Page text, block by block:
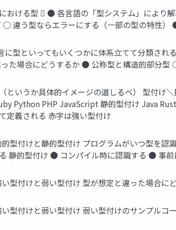
おける型 󰞵 ● 各言語の「型システム」により
○ 違う型ならエラーにする（一部の型の特性
に型といってもいくつかに体系立てて分類さ
た場合にどうするか ● 公称型と構造的部分型
というか具体的イメージの道しるべ） 型付け
Python PHP JavaScript 静的型付け Java
定義される 赤字は強い型付け
型付けと静的型付け プログラムがいつ型を
静的型付け ● コンパイル時に認識する ● 事
型付けと弱い型付け 型が想定と違った場合
型付けと弱い型付け 弱い型付けのサンプルコ